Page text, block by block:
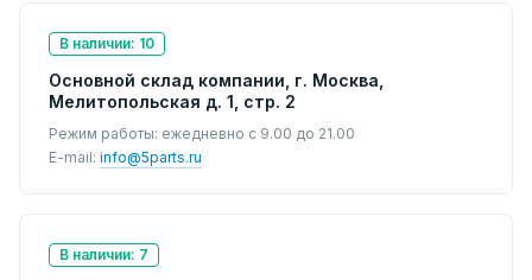
В наличии: 10
Основной склад компании, г. Москва,
Мелитопольская д. 1, стр. 2
Режим работы: ежедневно с 9.00 до 21.00
E-mail: info@5parts.ru
В наличии: 7